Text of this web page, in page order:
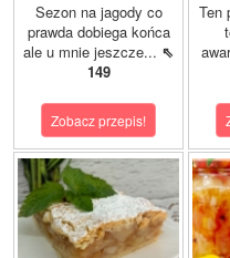
Sezon na jagody co
prawda dobiega końca
ale u mnie jeszcze... ⇖
149
Zobacz przepis!
Ten